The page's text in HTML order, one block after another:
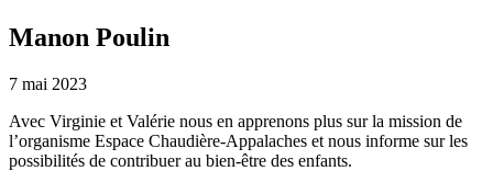
Manon Poulin
7 mai 2023
Avec Virginie et Valérie nous en apprenons plus sur la mission de
l’organisme Espace Chaudière-Appalaches et nous informe sur les
possibilités de contribuer au bien-être des enfants.